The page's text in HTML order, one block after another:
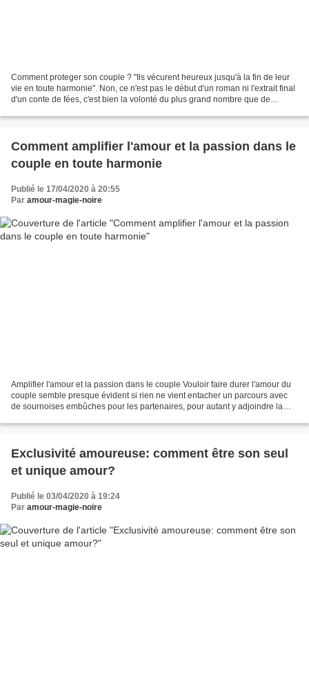
Comment proteger son couple ? "Ils vécurent heureux jusqu'à la fin de leur
vie en toute harmonie". Non, ce n'est pas le début d'un roman ni l'extrait final
d'un conte de fées, c'est bien la volonté du plus grand nombre que de
Comment amplifier l'amour et la passion dans le
couple en toute harmonie
Publié le 17/04/2020 à 20:55
Par amour-magie-noire
Amplifier l'amour et la passion dans le couple Vouloir faire durer l'amour du
couple semble presque évident si rien ne vient entacher un parcours avec
de sournoises embûches pour les partenaires, pour autant y adjoindre la
Exclusivité amoureuse: comment être son seul
et unique amour?
Publié le 03/04/2020 à 19:24
Par amour-magie-noire